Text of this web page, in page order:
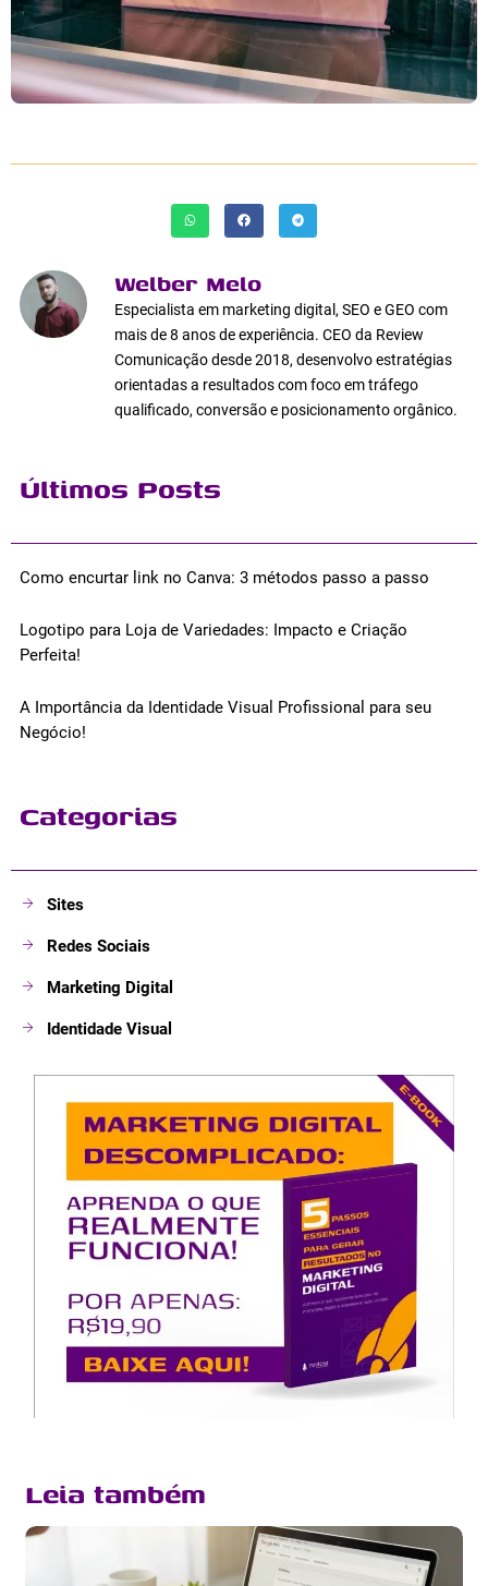
Welber Melo
Especialista em marketing digital, SEO e GEO com
mais de 8 anos de experiência. CEO da Review
Comunicação desde 2018, desenvolvo estratégias
orientadas a resultados com foco em tráfego
qualificado, conversão e posicionamento orgânico.
Últimos Posts
Como encurtar link no Canva: 3 métodos passo a passo
Logotipo para Loja de Variedades: Impacto e Criação
Perfeita!
A Importância da Identidade Visual Profissional para seu
Negócio!
Categorias
Sites
Redes Sociais
Marketing Digital
Identidade Visual
Leia também